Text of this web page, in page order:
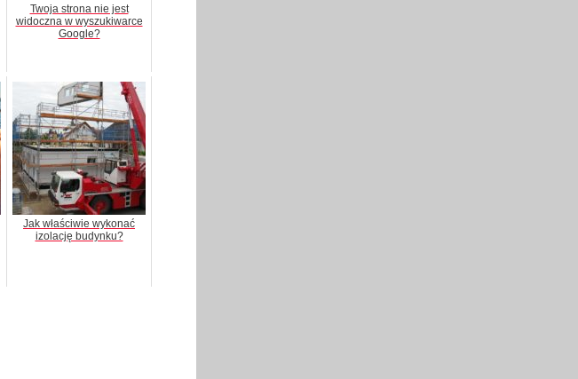
Twoja strona nie jest
widoczna w wyszukiwarce
Google?
Jak właściwie wykonać
izolację budynku?